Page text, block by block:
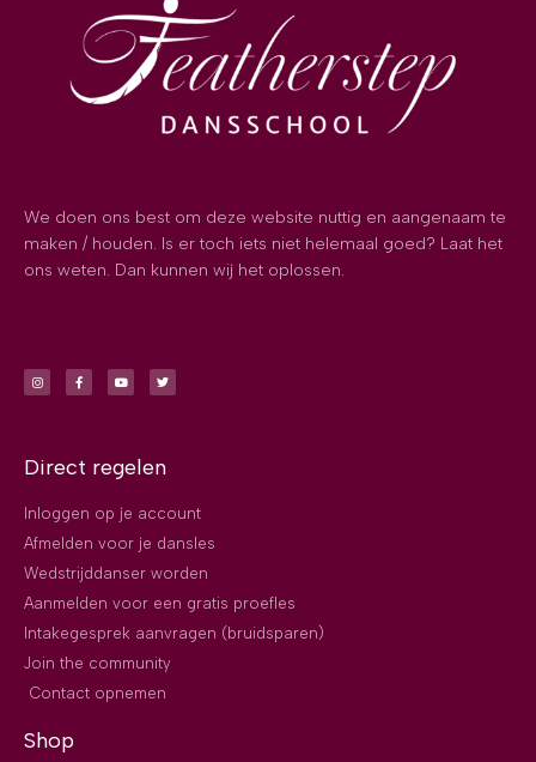
We doen ons best om deze website nuttig en aangenaam te
maken / houden. Is er toch iets niet helemaal goed? Laat het
ons weten. Dan kunnen wij het oplossen.
Direct regelen
Inloggen op je account
Afmelden voor je dansles
Wedstrijddanser worden
Aanmelden voor een gratis proefles
Intakegesprek aanvragen (bruidsparen)
Join the community
Contact opnemen
Shop